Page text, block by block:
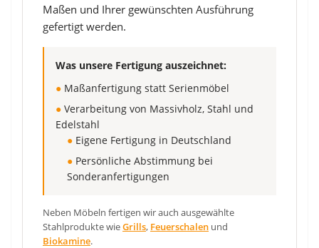
Maßen und Ihrer gewünschten Ausführung
gefertigt werden.
Was unsere Fertigung auszeichnet:
● Maßanfertigung statt Serienmöbel
● Verarbeitung von Massivholz, Stahl und
Edelstahl
● Eigene Fertigung in Deutschland
● Persönliche Abstimmung bei
Sonderanfertigungen
Neben Möbeln fertigen wir auch ausgewählte
Stahlprodukte wieGrills, Feuerschalen und
Biokamine.